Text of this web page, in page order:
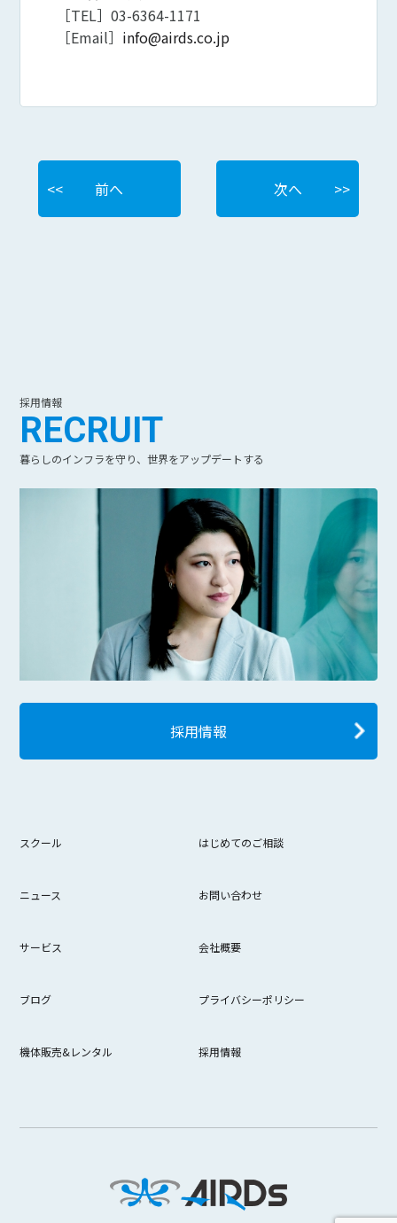
［TEL］03-6364-1171
［Email］ info@airds.co.jp
前へ 次へ
採用情報
RECRUIT
暮らしのインフラを守り、世界をアップデートする
採用情報
スクール はじめてのご相談
ニュース お問い合わせ
サービス 会社概要
ブログ プライバシーポリシー
機体販売&レンタル 採用情報